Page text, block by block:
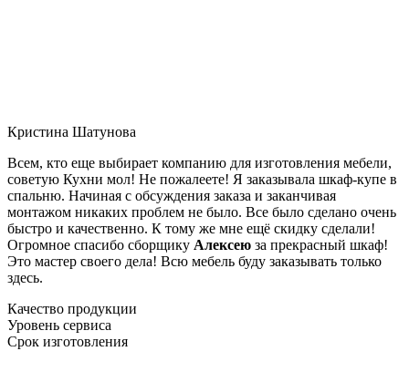
Кристина Шатунова
Всем, кто еще выбирает компанию для изготовления мебели,
советую Кухни мол! Не пожалеете! Я заказывала шкаф-купе в
спальню. Начиная с обсуждения заказа и заканчивая
монтажом никаких проблем не было. Все было сделано очень
быстро и качественно. К тому же мне ещё скидку сделали!
Огромное спасибо сборщику Алексею за прекрасный шкаф!
Это мастер своего дела! Всю мебель буду заказывать только
здесь.
Качество продукции
Уровень сервиса
Срок изготовления